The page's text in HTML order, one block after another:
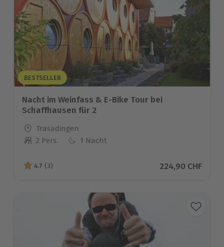
BESTSELLER
Nacht im Weinfass & E-Bike Tour bei
Schaffhausen für 2
Standort
Trasadingen
Anzahl der Teilnehmer
2 Pers. 1 Nacht
4.7 von 5 Sternen basierend auf 3 Bewertungen
4.7 (3) Aktueller Preis
224,90 CHF